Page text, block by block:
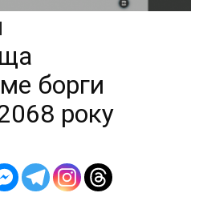
борги
року